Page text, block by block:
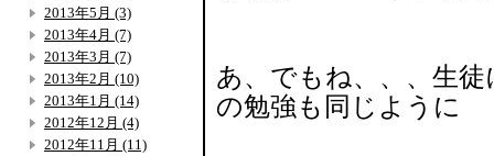
あ、でもね、、、生
の勉強も同じように
2013年5月 (3)
2013年4月 (7)
2013年3月 (7)
2013年2月 (10)
2013年1月 (14)
2012年12月 (4)
2012年11月 (11)